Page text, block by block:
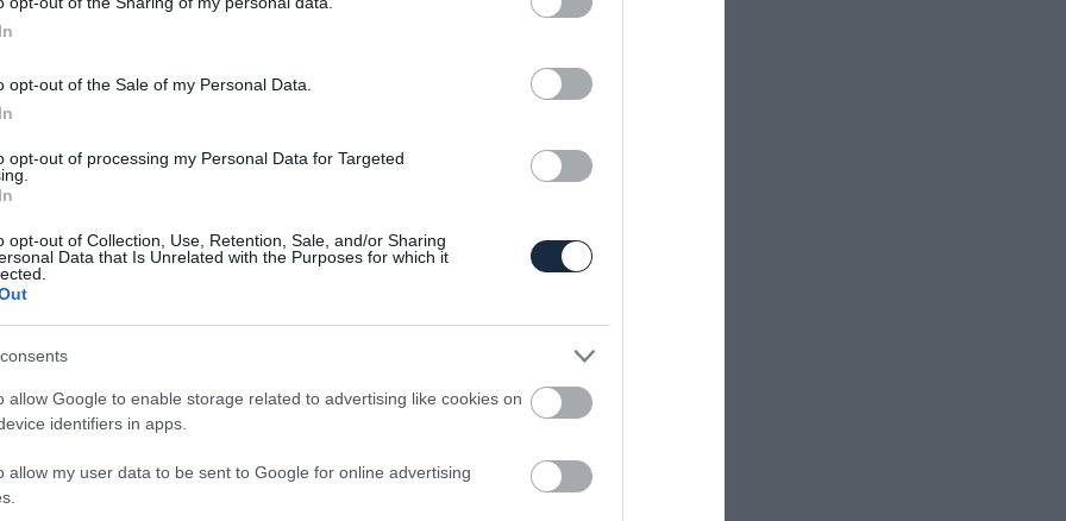
opt-out of the Sale of my Personal Data.
opt-out of processing my Personal Data for Targeted
opt-out of Collection, Use, Retention, Sale, and/or Sharing
Data that Is Unrelated with the Purposes for which it
allow Google to enable storage related to advertising like cookies on
identifiers in apps.
allow my user data to be sent to Google for online advertising
Le Sabre 1951-ben bemutatott
a géptetőn ugyan meglehetősen kétségessé
divatot teremtett. Újszerű volt hajlított
felemelkedő tető pedig csúcstechnikát